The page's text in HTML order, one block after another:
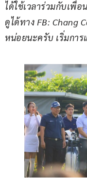
ได้ใช้เวลาร่วมกับเพื่อ
ดูได้ทาง FB: Chang
หน่อยนะครับ เริ่มการ